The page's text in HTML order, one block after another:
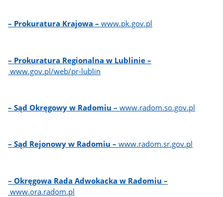
– Prokuratura Krajowa –www.pk.gov.pl
– Prokuratura Regionalna w Lublinie –
www.gov.pl/web/pr-lublin
– Sąd Okręgowy w Radomiu –www.radom.so.gov.pl
– Sąd Rejonowy w Radomiu –www.radom.sr.gov.pl
– Okręgowa Rada Adwokacka w Radomiu –
www.ora.radom.pl